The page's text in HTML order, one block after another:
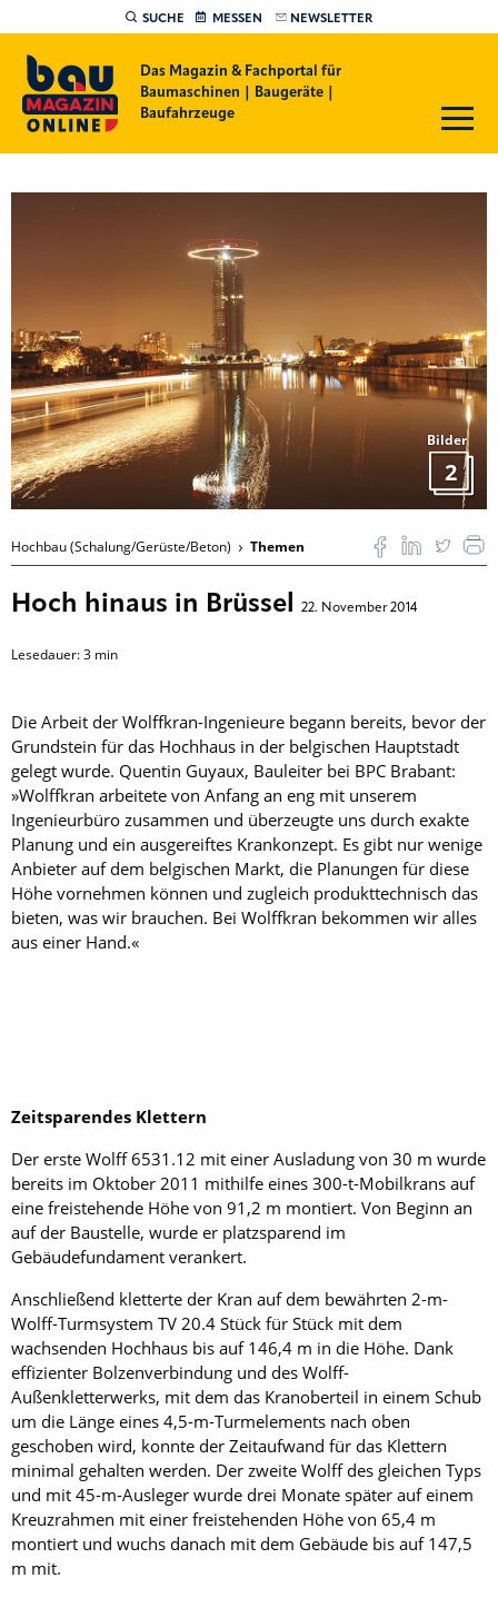
SUCHE MESSEN NEWSLETTER
Das Magazin & Fachportal für
Baumaschinen | Baugeräte |
Baufahrzeuge
Bilder
2
Hochbau (Schalung/Gerüste/Beton) Themen
Hoch hinaus in Brüssel 22. November 2014
Lesedauer:3 min
Die Arbeit der Wolffkran-Ingenieure begann bereits, bevor der
Grundstein für das Hochhaus in der belgischen Hauptstadt
gelegt wurde. Quentin Guyaux, Bauleiter bei BPC Brabant:
»Wolffkran arbeitete von Anfang an eng mit unserem
Ingenieurbüro zusammen und überzeugte uns durch exakte
Planung und ein ausgereiftes Krankonzept. Es gibt nur wenige
Anbieter auf dem belgischen Markt, die Planungen für diese
Höhe vornehmen können und zugleich produkttechnisch das
bieten, was wir brauchen. Bei Wolffkran bekommen wir alles
aus einer Hand.«
Zeitsparendes Klettern
Der erste Wolff 6531.12 mit einer Ausladung von 30 m wurde
bereits im Oktober 2011 mithilfe eines 300-t-Mobilkrans auf
eine freistehende Höhe von 91,2 m montiert. Von Beginn an
auf der Baustelle, wurde er platzsparend im
Gebäudefundament verankert.
Anschließend kletterte der Kran auf dem bewährten 2-m-
Wolff-Turmsystem TV 20.4 Stück für Stück mit dem
wachsenden Hochhaus bis auf 146,4 m in die Höhe. Dank
effizienter Bolzenverbindung und des Wolff-
Außenkletterwerks, mit dem das Kranoberteil in einem Schub
um die Länge eines 4,5-m-Turmelements nach oben
geschoben wird, konnte der Zeitaufwand für das Klettern
minimal gehalten werden. Der zweite Wolff des gleichen Typs
und mit 45-m-Ausleger wurde drei Monate später auf einem
Kreuzrahmen mit einer freistehenden Höhe von 65,4 m
montiert und wuchs danach mit dem Gebäude bis auf 147,5
m mit.